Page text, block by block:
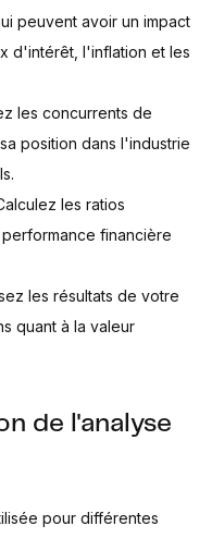
peuvent avoir un impact
d'intérêt, l'inflation et les
les concurrents de
position dans l'industrie
les ratios
financière
les résultats de votre
quant à la valeur
de l'analyse
pour différentes